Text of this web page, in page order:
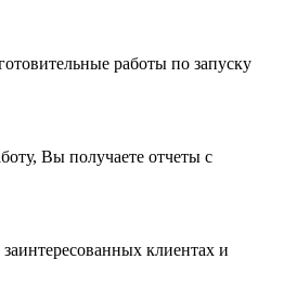
работы по запуску
Вы получаете отчеты с
клиентах и